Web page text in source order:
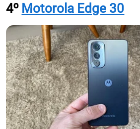
4º Motorola Edge 30